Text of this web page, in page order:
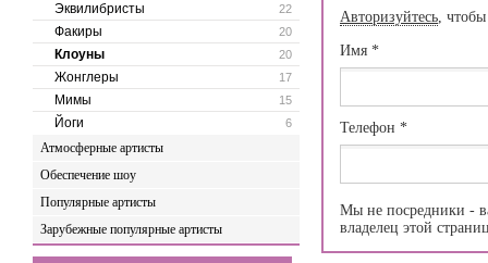
22
Эквилибристы
20
Факиры
20
Клоуны
17
Жонглеры
15
Мимы
6
Йоги
Атмосферные артисты
Обеспечение шоу
Популярные артисты
Зарубежные популярные артисты
Авторизуйтесь,
Имя *
Телефон *
Мы не посредники -
владелец этой